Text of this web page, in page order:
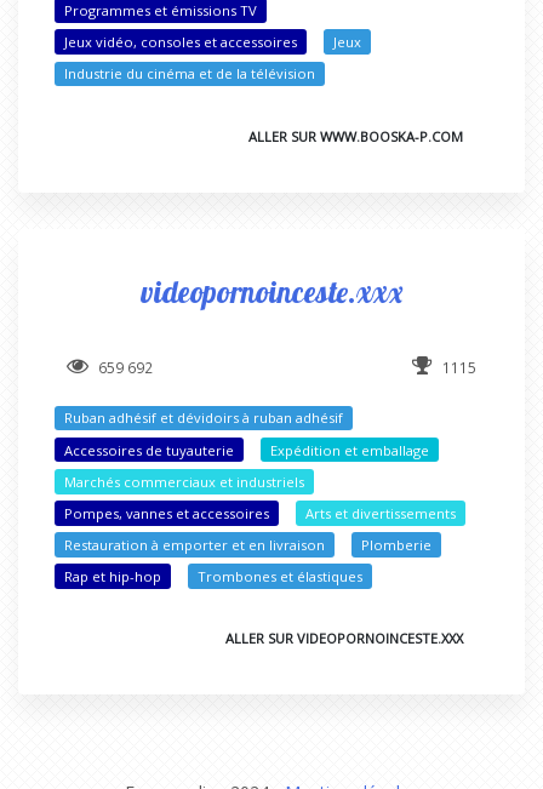
Programmes et émissions TV
Jeux vidéo, consoles et accessoires
Jeux
Industrie du cinéma et de la télévision
ALLER SUR WWW.BOOSKA-P.COM
videopornoinceste.xxx
659 692 1115
Ruban adhésif et dévidoirs à ruban adhésif
Accessoires de tuyauterie
Expédition et emballage
Marchés commerciaux et industriels
Pompes, vannes et accessoires
Arts et divertissements
Restauration à emporter et en livraison
Plomberie
Rap et hip-hop
Trombones et élastiques
ALLER SUR VIDEOPORNOINCESTE.XXX